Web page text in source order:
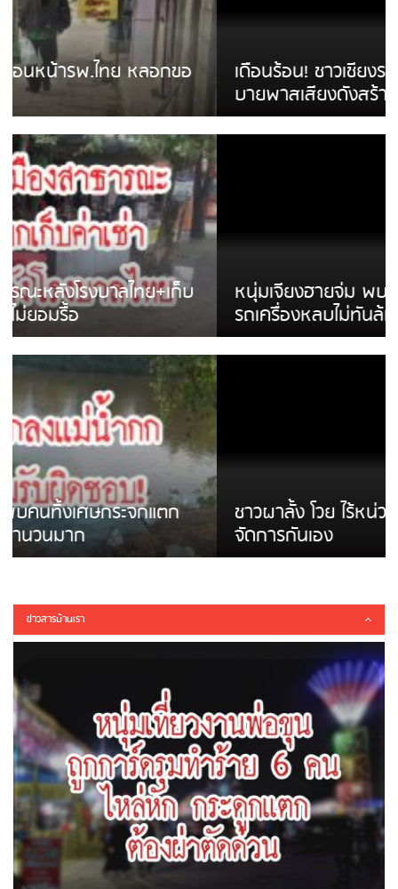
เดือนร้อน! ชาวเชียงรายบ่นรถ Isuzu สีขาวซิ่ง
บายพาสเสียงดังสร้างความรำคาญ
หนุ่มเจียงฮายจ่ม พบถังน้ำดื่มตกกลางถนน
รถเครื่องหลบไม่ทันล้มบาดเจ็บ
ชาวผาลั้ง โวย ไร้หน่วยงานดูแล ดินสไลด์ ต้อง
จัดการกันเอง
ข่าวสารบ้านเรา